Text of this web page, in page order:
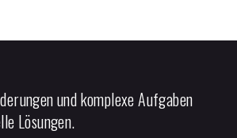
und komplexe Aufgaben
Lösungen.